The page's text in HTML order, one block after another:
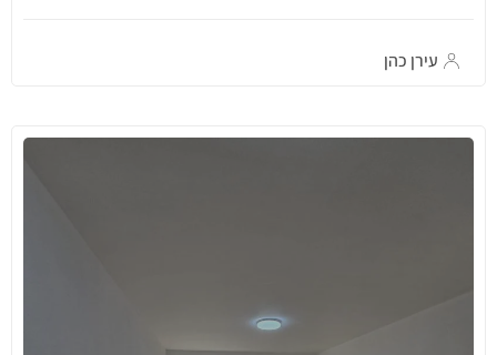
עירן כהן